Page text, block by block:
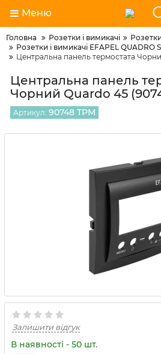
Меню
Головна Розетки і вимикачі
Розетки і вимикачі EFAPEL QUADRO
Центральна панель термостата
Центральна панель
Чорний Quardo 45
Артикул: 90748 TPM
Залишити відгук
В наявності - 50 шт.